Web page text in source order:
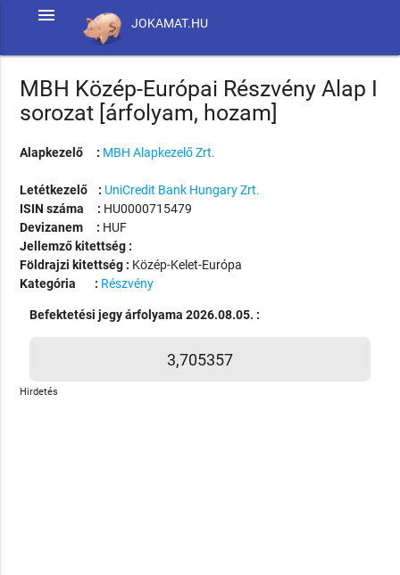
JOKAMAT.HU
menu
MBH Közép-Európai Részvény Alap I
sorozat [árfolyam, hozam]
Alapkezelő : MBH Alapkezelő Zrt.
Letétkezelő : UniCredit Bank Hungary Zrt.
ISIN száma : HU0000715479
Devizanem : HUF
Jellemző kitettség :
Földrajzi kitettség : Közép-Kelet-Európa
Kategória : Részvény
Befektetési jegy árfolyama 2026.08.05. :
3,705357
Hirdetés